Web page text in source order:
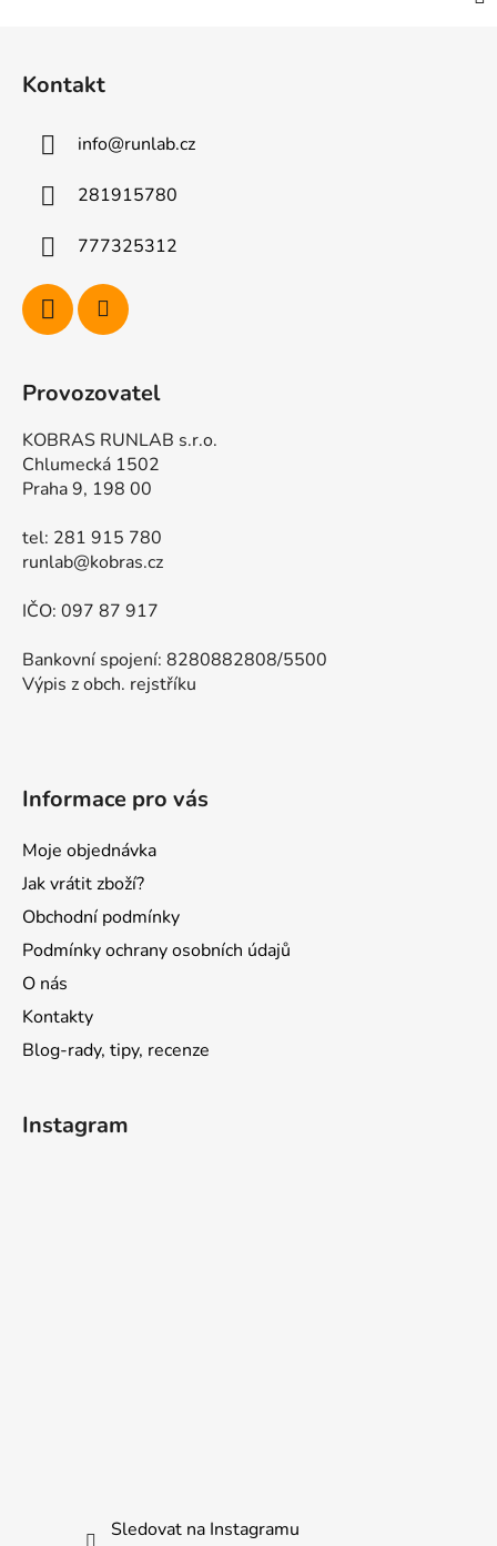
Kontakt
info@runlab.cz
281915780
777325312
Provozovatel
KOBRAS RUNLAB s.r.o.
Chlumecká 1502
Praha 9, 198 00
tel: 281 915 780
runlab@kobras.cz
IČO: 097 87 917
Bankovní spojení: 8280882808/5500
Výpis z obch. rejstříku
Informace pro vás
Moje objednávka
Jak vrátit zboží?
Obchodní podmínky
Podmínky ochrany osobních údajů
O nás
Kontakty
Blog-rady, tipy, recenze
Instagram
Sledovat na Instagramu